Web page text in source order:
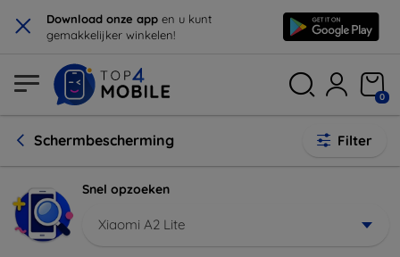
× Download onze app en u kunt
gemakkelijker winkelen!
0
Schermbescherming Filter
Snel opzoeken
Xiaomi A2 Lite